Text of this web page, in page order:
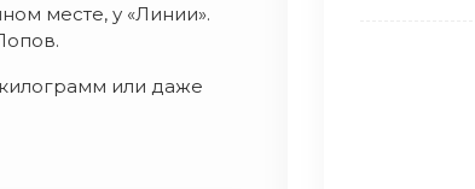
месте, у «Линии».
или даже